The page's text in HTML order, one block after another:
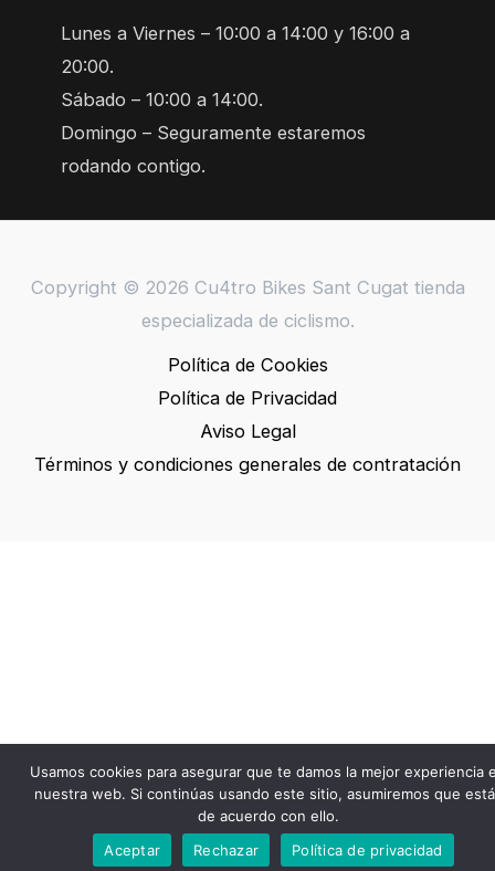
Lunes a Viernes – 10:00 a 14:00 y 16:00 a
20:00.
Sábado – 10:00 a 14:00.
Domingo – Seguramente estaremos
rodando contigo.
Copyright © 2026 Cu4tro Bikes Sant Cugat tienda
especializada de ciclismo.
Política de Cookies
Política de Privacidad
Aviso Legal
Términos y condiciones generales de contratación
Usamos cookies para asegurar que te damos la mejor experiencia
nuestra web. Si continúas usando este sitio, asumiremos que
de acuerdo con ello.
Aceptar
Rechazar Política de privacidad